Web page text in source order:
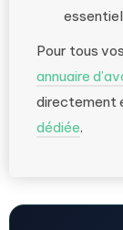
Pour tous
annuaire
directement
dédiée.